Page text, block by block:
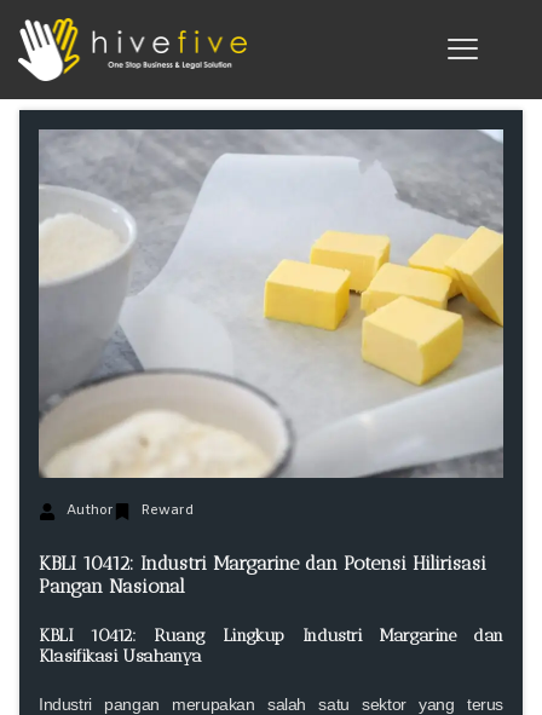
Author Reward
KBLI 10412: Industri Margarine dan Potensi Hilirisasi
Pangan Nasional
KBLI 10412: Ruang Lingkup Industri Margarine dan
Klasifikasi Usahanya
Industri pangan merupakan salah satu sektor yang terus